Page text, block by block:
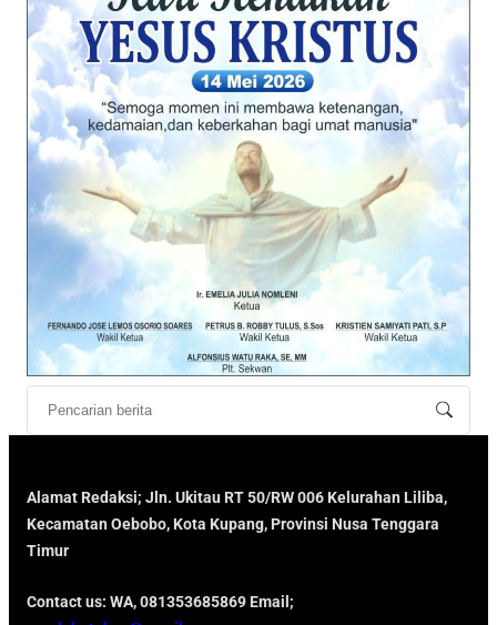
Alamat Redaksi; Jln. Ukitau RT 50/RW 006 Kelurahan Liliba,
Kecamatan Oebobo, Kota Kupang, Provinsi Nusa Tenggara
Timur
Contact us: WA, 081353685869 Email;